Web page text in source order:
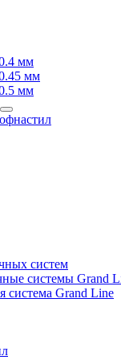
мм
мм
мм
систем
системы Grand
система Grand Line